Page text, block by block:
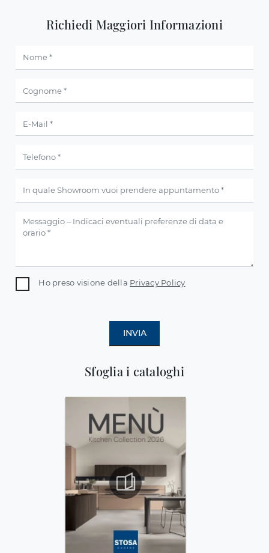
Sfoglia i cataloghi
Richiedi Maggiori Informazioni
Ho preso visione della Privacy Policy
INVIA